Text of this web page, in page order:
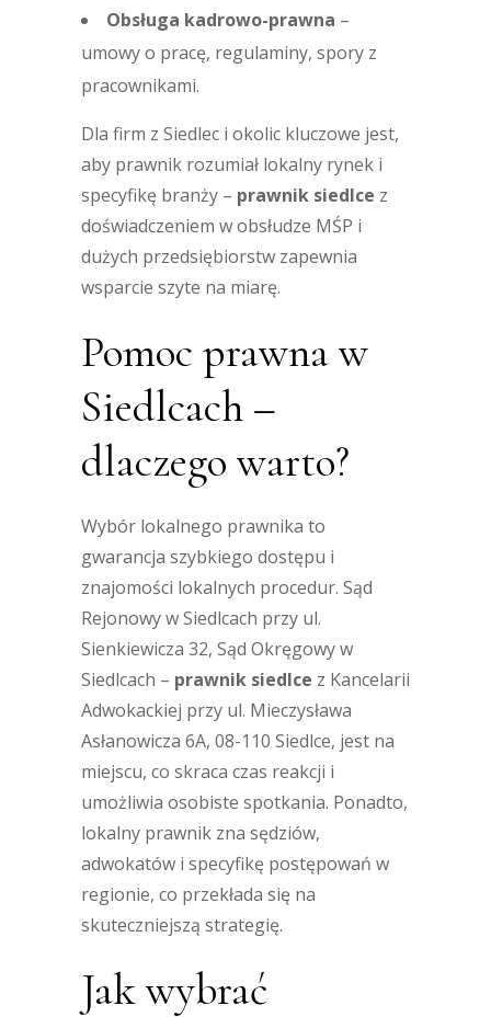
Obsługa kadrowo-prawna –
umowy o pracę, regulaminy, spory z
pracownikami.
Dla firm z Siedlec i okolic kluczowe jest,
aby prawnik rozumiał lokalny rynek i
specyfikę branży – prawnik siedlce z
doświadczeniem w obsłudze MŚP i
dużych przedsiębiorstw zapewnia
wsparcie szyte na miarę.
Pomoc prawna w
Siedlcach –
dlaczego warto?
Wybór lokalnego prawnika to
gwarancja szybkiego dostępu i
znajomości lokalnych procedur. Sąd
Rejonowy w Siedlcach przy ul.
Sienkiewicza 32, Sąd Okręgowy w
Siedlcach – prawnik siedlce z Kancelarii
Adwokackiej przy ul. Mieczysława
Asłanowicza 6A, 08-110 Siedlce, jest na
miejscu, co skraca czas reakcji i
umożliwia osobiste spotkania. Ponadto,
lokalny prawnik zna sędziów,
adwokatów i specyfikę postępowań w
regionie, co przekłada się na
skuteczniejszą strategię.
Jak wybrać